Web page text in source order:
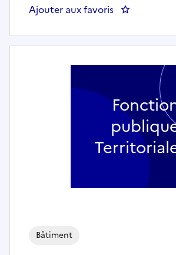
Ajouter aux favoris :
Bâtiment